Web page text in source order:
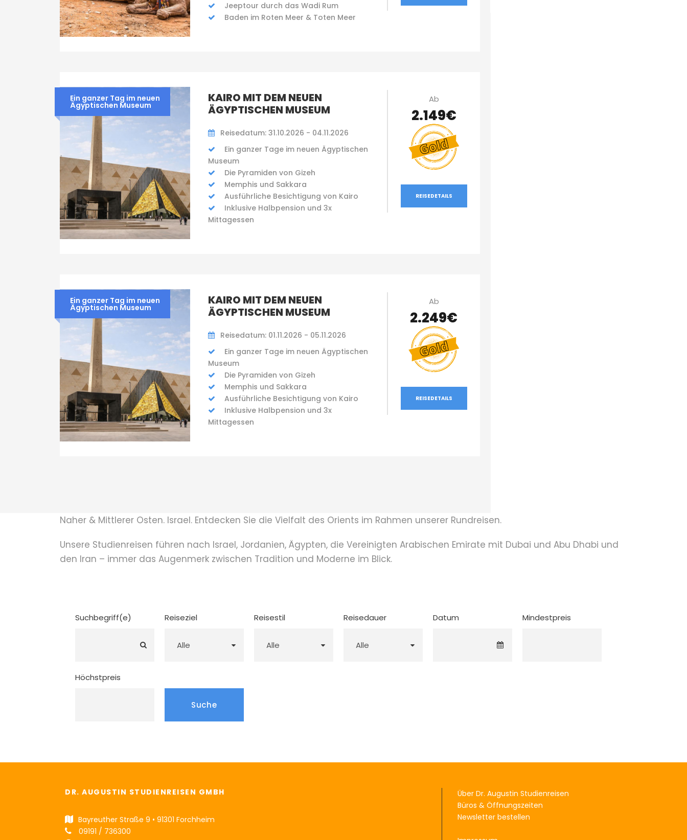
Jeeptour durch das Wadi Rum
Baden im Roten Meer & Toten Meer
Ein ganzer Tag im neuen
Ägyptischen Museum
KAIRO MIT DEM NEUEN
ÄGYPTISCHEN MUSEUM
Reisedatum: 31.10.2026 - 04.11.2026
Ein ganzer Tage im neuen Ägyptischen
Museum
Die Pyramiden von Gizeh
Memphis und Sakkara
Ausführliche Besichtigung von Kairo
Inklusive Halbpension und 3x
Mittagessen
Ab
2.149€
REISEDETAILS
Ein ganzer Tag im neuen
Ägyptischen Museum
KAIRO MIT DEM NEUEN
ÄGYPTISCHEN MUSEUM
Reisedatum: 01.11.2026 - 05.11.2026
Ein ganzer Tage im neuen Ägyptischen
Museum
Die Pyramiden von Gizeh
Memphis und Sakkara
Ausführliche Besichtigung von Kairo
Inklusive Halbpension und 3x
Mittagessen
Ab
2.249€
REISEDETAILS
Naher & Mittlerer Osten. Israel. Entdecken Sie die Vielfalt des Orients im Rahmen unserer Rundreisen.
Unsere Studienreisen führen nach Israel, Jordanien, Ägypten, die Vereinigten Arabischen Emirate mit Dubai und Abu Dhabi und
den Iran – immer das Augenmerk zwischen Tradition und Moderne im Blick.
Suchbegriff(e) Reiseziel Reisestil Reisedauer Datum Mindestpreis
Höchstpreis
DR. AUGUSTIN STUDIENREISEN GMBH
Bayreuther Straße 9 • 91301 Forchheim
09191 / 736300
Über Dr. Augustin Studienreisen
Büros & Öffnungszeiten
Newsletter bestellen